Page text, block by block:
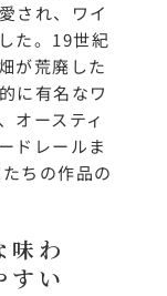
され、ワイ
た。19世紀
が荒廃した
に有名なワ
オースティ
ドレールま
ちの作品の
味わ
すい